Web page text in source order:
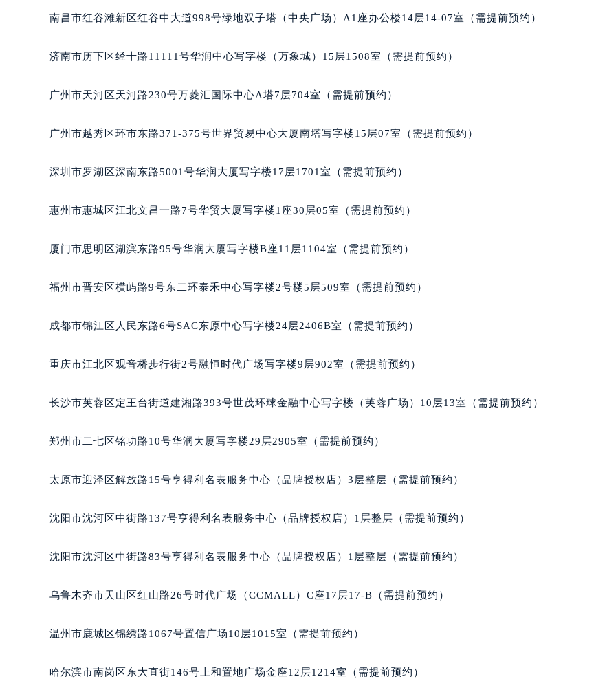
吉林省辽源市龙山区人民大街积家售后服务中心（需提前预约）
吉林省四平市铁东区紫气大路与南九经街交汇处积家售后服务中心（需提前预约）
吉林省通化市东昌区环通乡江南大街积家售后服务中心（需提前预约）
辽宁省鞍山市铁东区站前街积家售后服务中心（需提前预约）
辽宁省朝阳市双塔区新华路积家售后服务中心（需提前预约）
辽宁省抚顺市新抚区东一路积家售后服务中心（需提前预约）
辽宁省葫芦岛市连山区中央路积家售后服务中心（需提前预约）
辽宁省辽阳市白塔区新运大街积家售后服务中心（需提前预约）
辽宁省铁岭市银州区南马路积家售后服务中心（需提前预约）
辽宁省沈阳市沈河区中街路137号亨得利名表维修授权店1楼积家售后服务中心（需提前预约）
北京市朝阳区建国门外大街甲6号华熙国际中心D座11层1102室积家售后服务中心（北京总部）（需
河北省保定市竞秀区朝阳北大街北国先天下积家售后服务中心（需提前预约）
内蒙古自治区巴彦淖尔市临河区新华街积家售后服务中心（需提前预约）
内蒙古自治区赤峰市红山区哈达街积家售后服务中心（需提前预约）
内蒙古自治区呼伦贝尔市海拉尔区中央街积家售后服务中心（需提前预约）
内蒙古自治区乌海市海勃湾区人民南路积家售后服务中心（需提前预约）
内蒙古自治区锡林郭勒盟市锡林浩特市光明街与额尔敦路交叉口积家售后服务中心（需提前预约）
山西省大同市平城区迎宾街积家售后服务中心（需提前预约）
南昌市红谷滩新区红谷中大道998号绿地双子塔（中央广场）A1座办公楼14层14-07室（需提前预约）
济南市历下区经十路11111号华润中心写字楼（万象城）15层1508室（需提前预约）
广州市天河区天河路230号万菱汇国际中心A塔7层704室（需提前预约）
广州市越秀区环市东路371-375号世界贸易中心大厦南塔写字楼15层07室（需提前预约）
深圳市罗湖区深南东路5001号华润大厦写字楼17层1701室（需提前预约）
惠州市惠城区江北文昌一路7号华贸大厦写字楼1座30层05室（需提前预约）
厦门市思明区湖滨东路95号华润大厦写字楼B座11层1104室（需提前预约）
福州市晋安区横屿路9号东二环泰禾中心写字楼2号楼5层509室（需提前预约）
成都市锦江区人民东路6号SAC东原中心写字楼24层2406B室（需提前预约）
重庆市江北区观音桥步行街2号融恒时代广场写字楼9层902室（需提前预约）
长沙市芙蓉区定王台街道建湘路393号世茂环球金融中心写字楼（芙蓉广场）10层13室（需提前预约）
郑州市二七区铭功路10号华润大厦写字楼29层2905室（需提前预约）
太原市迎泽区解放路15号亨得利名表服务中心（品牌授权店）3层整层（需提前预约）
沈阳市沈河区中街路137号亨得利名表服务中心（品牌授权店）1层整层（需提前预约）
沈阳市沈河区中街路83号亨得利名表服务中心（品牌授权店）1层整层（需提前预约）
乌鲁木齐市天山区红山路26号时代广场（CCMALL）C座17层17-B（需提前预约）
温州市鹿城区锦绣路1067号置信广场10层1015室（需提前预约）
哈尔滨市南岗区东大直街146号上和置地广场金座12层1214室（需提前预约）